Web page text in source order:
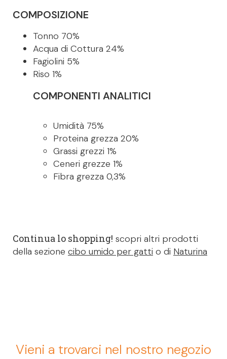
COMPOSIZIONE
Tonno 70%
Acqua di Cottura 24%
Fagiolini 5%
Riso 1%
COMPONENTI ANALITICI
Umidità 75%
Proteina grezza 20%
Grassi grezzi 1%
Ceneri grezze 1%
Fibra grezza 0,3%
Continua lo shopping! scopri altri prodotti
della sezione cibo umido per gatti o di Naturina
Vieni a trovarci nel nostro negozio